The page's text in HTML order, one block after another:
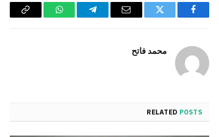
Facebook
Twitter
Email
Telegram
WhatsApp
Copy
محمد فاتح
RELATED POSTS